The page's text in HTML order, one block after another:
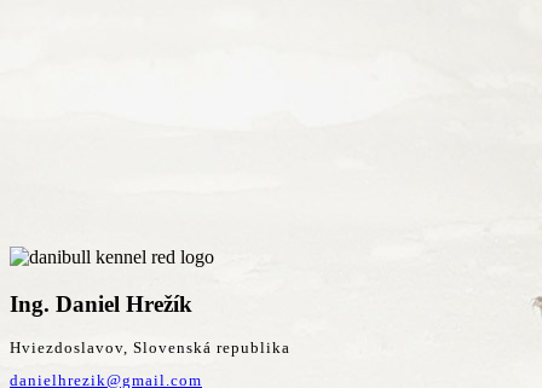
Ing. Daniel Hrežík
Hviezdoslavov, Slovenská republika
danielhrezik@gmail.com